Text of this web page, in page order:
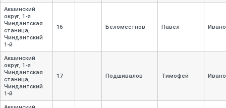
Акшинский
округ, 1-я
Чиндантская
станица,
Чиндантский
1-й
16 Беломестнов Павел
Акшинский
округ, 1-я
Чиндантская
станица,
Чиндантский
1-й
17 Подшивалов Тимофей